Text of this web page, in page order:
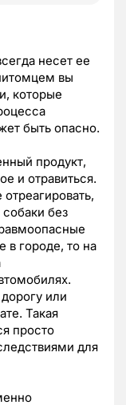
несет ее
вы
которые
быть опасно.
продукт,
и отравиться.
без
в городе, то на
или
Такая
просто
для